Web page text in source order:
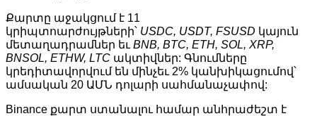
Քարտը աջակցում է 11
կրիպտոարժույթների՝ USDC, USDT, FSUSD կայուն
մետաղադրամներ եւ BNB, BTC, ETH, SOL, XRP,
BNSOL, ETHW, LTC ակտիվներ: Գնումները
կրեդիտավորվում են մինչեւ 2% կանխիկացումով՝
ամսական 20 ԱՄՆ դոլարի սահմանաչափով:
Binance քարտ ստանալու համար անհրաժեշտ է